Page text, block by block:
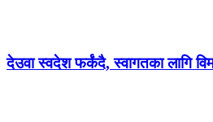
देउवा स्वदेश फर्कंदै, स्वागतका लागि